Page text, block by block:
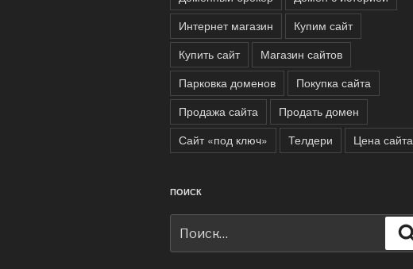
Интернет магазин
Купим сайт
Купить сайт
Магазин сайтов
Парковка доменов
Покупка сайта
Продажа сайта
Продать домен
Сайт «под ключ»
Телдери Цена сайта
ПОИСК